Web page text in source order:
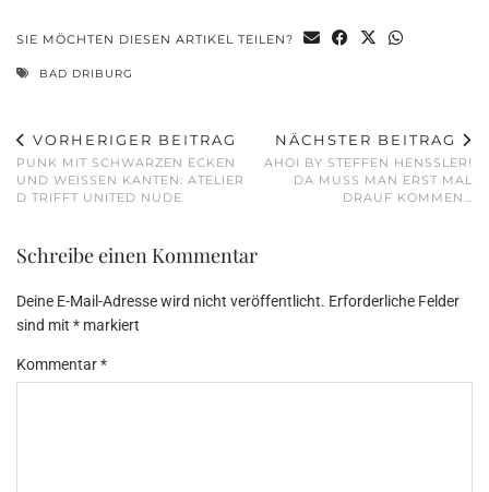
SIE MÖCHTEN DIESEN ARTIKEL TEILEN?
BAD DRIBURG
VORHERIGER BEITRAG
PUNK MIT SCHWARZEN ECKEN
UND WEISSEN KANTEN: ATELIER D
TRIFFT UNITED NUDE
NÄCHSTER BEITRAG
AHOI BY STEFFEN HENSSLER!
DA MUSS MAN ERST MAL
DRAUF KOMMEN…
Schreibe einen Kommentar
Deine E-Mail-Adresse wird nicht veröffentlicht. Erforderliche Felder
sind mit * markiert
Kommentar*